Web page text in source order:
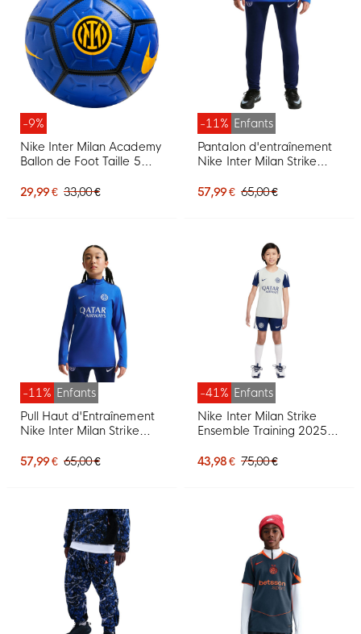
-9%
Nike Inter Milan Academy
Ballon de Foot Taille 5
Jaune Ocre
29,99 € 33,00 €
-11% Enfants
Pantalon d'entraînement
Nike Inter Milan Strike
bleu foncé et blanc
57,99 € 65,00 €
-11% Enfants
Pull Haut d'Entraînement
Nike Inter Milan Strike
Enfants, Bleu, Bleu Foncé,
57,99 € 65,00 €
-41% Enfants
Nike Inter Milan Strike
Ensemble Training 2025-
Bleu Foncé Blanc
43,98 € 75,00 €